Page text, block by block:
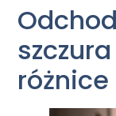
różnice